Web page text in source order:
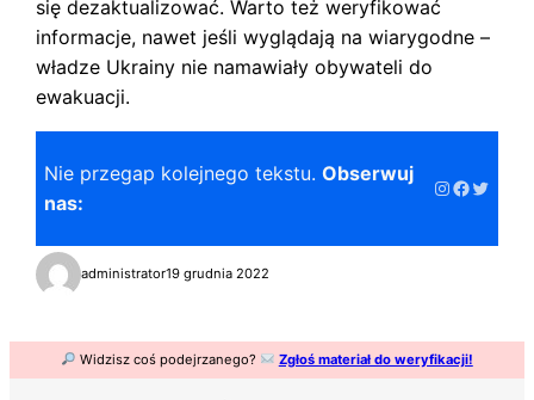
się dezaktualizować. Warto też weryfikować
informacje, nawet jeśli wyglądają na wiarygodne –
władze Ukrainy nie namawiały obywateli do
ewakuacji.
Nie przegap kolejnego tekstu.Obserwuj
nas:
Instagram
Twitter
administrator19 grudnia 2022
Widzisz coś podejrzanego? Zgłoś materiał do weryfikacji!